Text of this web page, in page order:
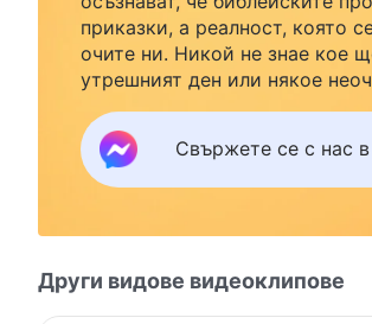
приказки, а реалност, която
очите ни. Никой не знае кое
утрешният ден или някое
Господ със семейството си и
безопасност под Божията
върху Messenger, за да се
Свържете се с нас
Други видове видеоклипове